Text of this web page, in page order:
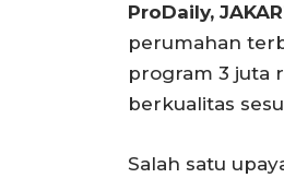
ProDaily,
perumahan
program 3 juta
berkualitas
Salah satu